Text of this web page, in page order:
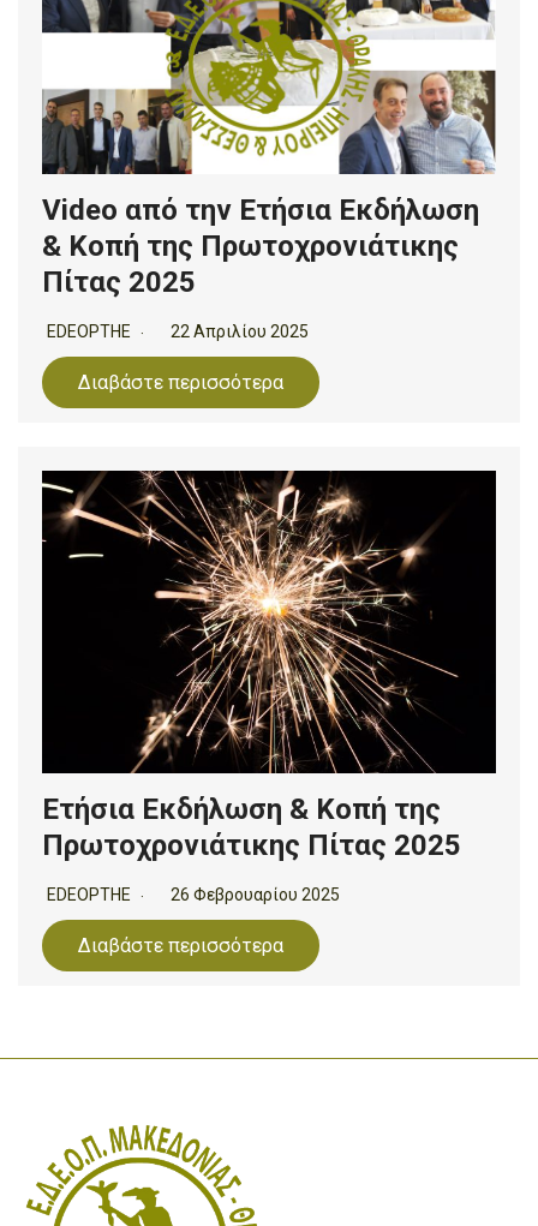
Video από την Ετήσια Εκδήλωση
& Κοπή της Πρωτοχρονιάτικης
Πίτας 2025
EDEOPTHE 22 Απριλίου 2025
Διαβάστε περισσότερα
Ετήσια Εκδήλωση & Κοπή της
Πρωτοχρονιάτικης Πίτας 2025
EDEOPTHE 26 Φεβρουαρίου 2025
Διαβάστε περισσότερα